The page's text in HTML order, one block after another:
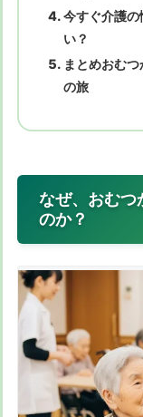
今すぐ介護
い？
まとめおむ
の旅
なぜ、おむつ
のか？